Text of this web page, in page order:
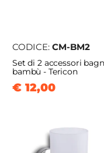
CODICE: CM-BM2
Set di 2 accessori
bambù - Tericon
€ 12,00